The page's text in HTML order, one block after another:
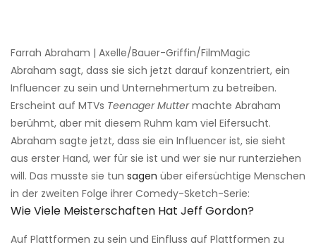
Farrah Abraham | Axelle/Bauer-Griffin/FilmMagic
Abraham sagt, dass sie sich jetzt darauf konzentriert, ein
Influencer zu sein und Unternehmertum zu betreiben.
Erscheint auf MTVs Teenager Muttermachte Abraham
berühmt, aber mit diesem Ruhm kam viel Eifersucht.
Abraham sagte jetzt, dass sie ein Influencer ist, sie sieht
aus erster Hand, wer für sie ist und wer sie nur runterziehen
will. Das musste sie tun sagen über eifersüchtige Menschen
in der zweiten Folge ihrer Comedy-Sketch-Serie:
Wie Viele Meisterschaften Hat Jeff Gordon?
Auf Plattformen zu sein und Einfluss auf Plattformen zu